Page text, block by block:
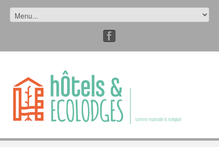
tourisme responsable et écologique!